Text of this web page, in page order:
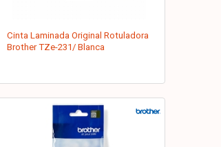
Cinta Laminada Original Rotuladora
Brother TZe-231/ Blanca